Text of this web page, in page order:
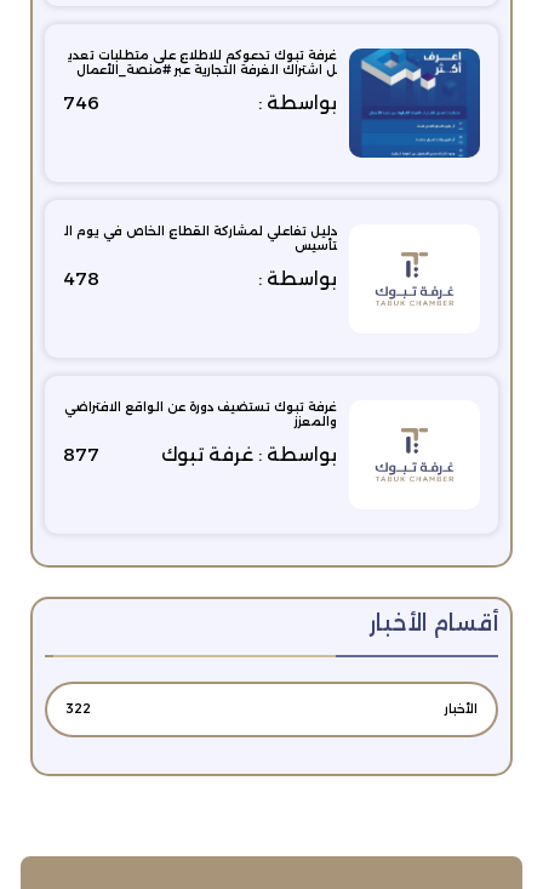
غرفة تبوك تدعوكم للاطلاع على متطلبات تعدي
ل اشتراك الغرفة التجارية عبر #منصة_الأعمال
بواسطة : 746
دليل تفاعلي لمشاركة القطاع الخاص في يوم ال
تأسيس
بواسطة : 478
غرفة تبوك تستضيف دورة عن الواقع الافتراضي
والمعزز
بواسطة : غرفة تبوك 877
أقسام الأخبار
الأخبار 322